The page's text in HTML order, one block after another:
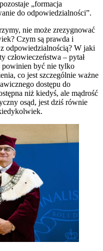
„formacja
do odpowiedzialności”.
nie może zrezygnować
Czym są prawda i
odpowiedzialnością? W jaki
człowieczeństwa – pytał
być nie tylko
co jest szczególnie ważne
dostępu do
niż kiedyś, ale mądrość
osąd, jest dziś równie